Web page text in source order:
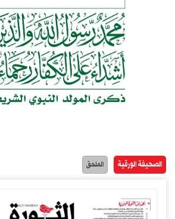
الصحيفة الورقية الملحق